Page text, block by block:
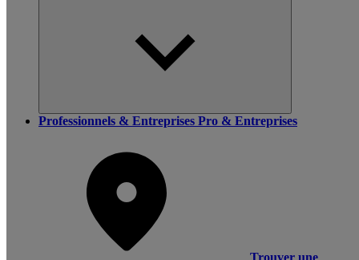
Professionnels & Entreprises Pro & Entreprises
Trouver une